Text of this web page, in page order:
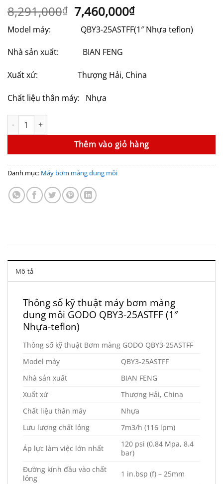
8,291,000₫ Giá
gốc
là:
8,291,000₫.
7,460,000₫Giá
hiện
tại
Model máy: QBY3-25ASTFF(1″ Nhựa teflon)
Nhà sản xuất: BIAN FENG
Xuất xứ: Thượng Hải, China
Chất liệu thân máy: Nhựa
Máy bơm màng dung môi GODO QBY3-25ASTFF số lượng
Thêm vào giỏ hàng
Danh mục: Máy bơm màng dung môi
Mô tả
Thông số kỹ thuật máy bơm màng
dung môi GODO QBY3-25ASTFF (1″
Nhựa-teflon)
Thông số kỹ thuật Bơm màng GODO QBY3-25ASTFF
Model máy
QBY3-25ASTFF
Nhà sản xuất
BIAN FENG
Xuất xứ
Thượng Hải, China
Chất liệu thân máy
Nhựa
Lưu lượng chất lỏng
7m3/h (116 lpm)
Áp lực làm việc lớn nhất
120 psi (0.84 Mpa, 8.4
bar)
Đường kính đầu vào chất
lỏng
1 in.bsp (f) – 25mm